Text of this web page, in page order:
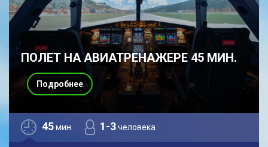
ПОЛЕТ НА АВИАТРЕНАЖЕРЕ 45 МИН.
45мин. 1-3человека
Подробнее